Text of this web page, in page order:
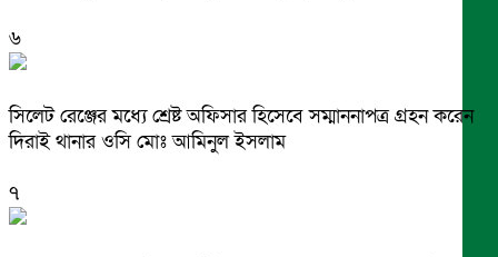
৬
সিলেট রেঞ্জের মধ্যে শ্রেষ্ট অফিসার হিসেবে সম্মাননাপত্র গ্রহন করেন
দিরাই থানার ওসি মোঃ আমিনুল ইসলাম
৭